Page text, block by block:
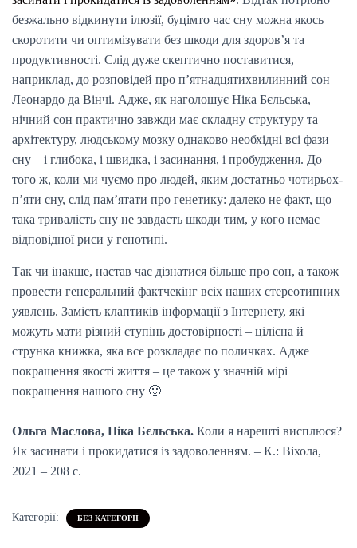
безжально відкинути ілюзії, буцімто час сну можна якось
скоротити чи оптимізувати без шкоди для здоров’я та
продуктивності. Слід дуже скептично поставитися,
наприклад, до розповідей про п’ятнадцятихвилинний сон
Леонардо да Вінчі. Адже, як наголошує Ніка Бєльська,
нічний сон практично завжди має складну структуру та
архітектуру, людському мозку однаково необхідні всі фази
сну – і глибока, і швидка, і засинання, і пробудження. До
того ж, коли ми чуємо про людей, яким достатньо чотирьох-
п’яти сну, слід пам’ятати про генетику: далеко не факт, що
така тривалість сну не завдасть шкоди тим, у кого немає
відповідної риси у генотипі.
Так чи інакше, настав час дізнатися більше про сон, а також
провести генеральний фактчекінг всіх наших стереотипних
уявлень. Замість клаптиків інформації з Інтернету, які
можуть мати різний ступінь достовірності – цілісна й
струнка книжка, яка все розкладає по поличках. Адже
покращення якості життя – це також у значній мірі
покращення нашого сну 🙂
Ольга Маслова, Ніка Бєльська. Коли я нарешті висплюся?
Як засинати і прокидатися із задоволенням. – К.: Віхола,
2021 – 208 с.
Категорії: БЕЗ КАТЕГОРІЇ